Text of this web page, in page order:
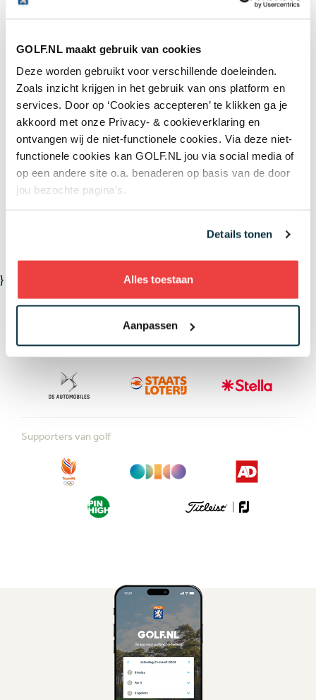
GOLF.NL maakt gebruik van cookies
Deze worden gebruikt voor verschillende doeleinden.
Zoals inzicht krijgen in het gebruik van ons platform en
services. Door op ‘Cookies accepteren’ te klikken ga je
akkoord met onze Privacy- & cookieverklaring en
ontvangen wij de niet-functionele cookies. Via deze niet-
functionele cookies kan GOLF.NL jou via social media of
op een andere site o.a. benaderen op basis van de door
jou bezochte pagina’s.
Details tonen
Alles toestaan
Aanpassen
Laatste nieuws
Golfbaan The Fox gekocht door Brabantse
vastgoedbelegger: maar gaat er ook gegolft
worden op het terrein?07 AUG
In golf kent leeftijd geen grenzen: 50 jaar
verschil tussen de oudste en jongste
deelneemster US Women's Amateur
Wisselbeker van jeugdtour gevonden in
kringloopwinkel: 'Er kwam een enorme
}
Domeinpartners van golf
Supporters van golf